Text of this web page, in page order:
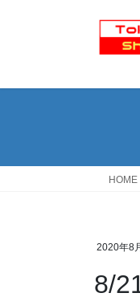
HOME
2020年8
8/